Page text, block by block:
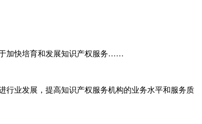
加快培育和发展知识产权服务……
行业发展，提高知识产权服务机构的业务水平和服务质